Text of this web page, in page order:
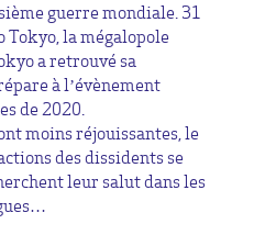
guerre mondiale. 31
Tokyo, la mégalopole
a retrouvé sa
à l’évènement
de 2020.
moins réjouissantes, le
des dissidents se
leur salut dans les